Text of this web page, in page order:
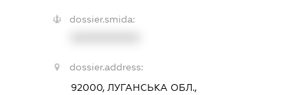
dossier.smida:
dossier.address:
92000, ЛУГАНСЬКА ОБЛ.,